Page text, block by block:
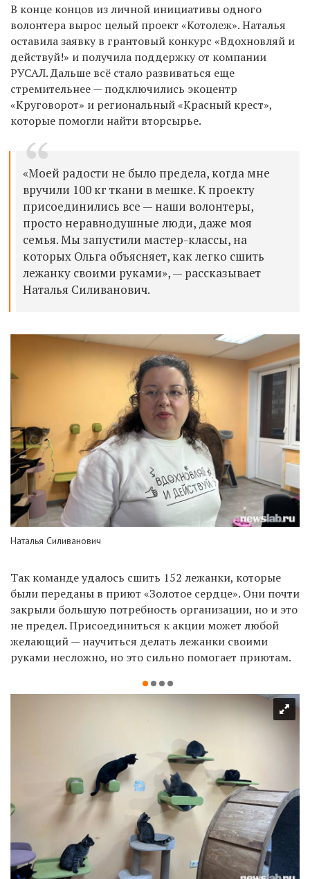
В конце концов из личной инициативы одного
волонтера вырос целый проект «Котолеж». Наталья
оставила заявку в грантовый конкурс «Вдохновляй и
действуй!» и получила поддержку от компании
РУСАЛ. Дальше всё стало развиваться еще
стремительнее — подключились экоцентр
«Круговорот» и региональный «Красный крест»,
которые помогли найти вторсырье.
«Моей радости не было предела, когда мне
вручили 100 кг ткани в мешке. К проекту
присоединились все — наши волонтеры,
просто неравнодушные люди, даже моя
семья. Мы запустили мастер-классы, на
которых Ольга объясняет, как легко сшить
лежанку своими руками», — рассказывает
Наталья Силиванович.
Наталья Силиванович
Так команде удалось сшить 152 лежанки, которые
были переданы в приют «Золотое сердце». Они почти
закрыли большую потребность организации, но и это
не предел. Присоединиться к акции может любой
желающий — научиться делать лежанки своими
руками несложно, но это сильно помогает приютам.